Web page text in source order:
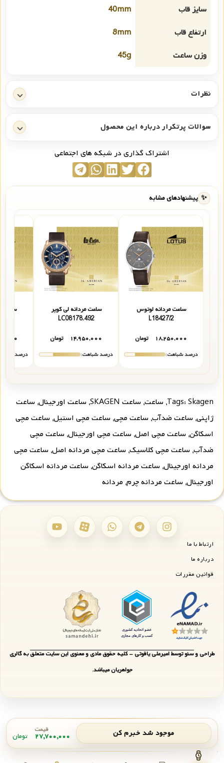
موجود شد خبرم کن قیمت
۲۷,۷۰۰,۰۰۰ تومان
سایز قاب
40mm
ارتفاع قاب
8mm
وزن ساعت
45g
نظرات
سوالات پرتکرار درباره این محصول
اشتراک گذاری در شبکه های اجتماعی
✨ پیشنهادهای مشابه
ساعت مردانه لوتوس
L18427/2
۱۸,۲۵۰,۰۰۰
تومان
درصد شباهت:
ساعت مردانه لی کوپر
LC08178.492
۱۴,۹۵۰,۰۰۰
تومان
درصد شباهت:
ساعت
درصد
Tags: Skagen
, ساعت, ساعت SKAGEN , ساعت اورجینال, ساعت
ژاپنی, ساعت ضدآب, ساعت مچی, ساعت مچی استیل, ساعت مچی
اسکاگن, ساعت مچی اصل, ساعت مچی اورجینال, ساعت مچی
ضدآب, ساعت مچی کلاسیک, ساعت مچی مردانه اصل, ساعت مچی
مردانه اورجینال, ساعت مردانه اسکاگن, ساعت مردانه اسکاگن
اورجینال, ساعت مردانه چرم, مردانه
ارتباط با ما
درباره ما
قوانین مقررات
طراحی و سئو توسط امیرعلی یاقوتی - کلیه حقوق مادی و معنوی این سایت متعلق به گالری
جواهریان میباشد.